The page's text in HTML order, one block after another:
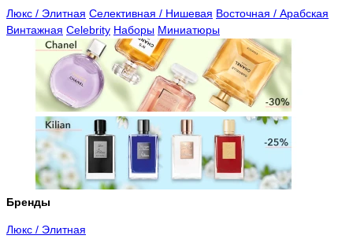
Люкс / Элитная Селективная / Нишевая Восточная / Арабская
Винтажная Celebrity Наборы Миниатюры
Бренды
Люкс / Элитная